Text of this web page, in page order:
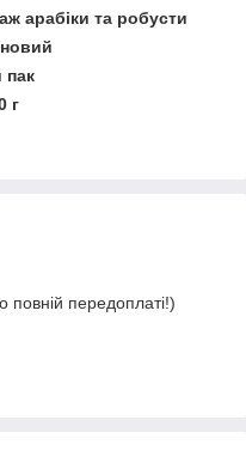
арабіки та робусти
пак
г
передоплаті!)